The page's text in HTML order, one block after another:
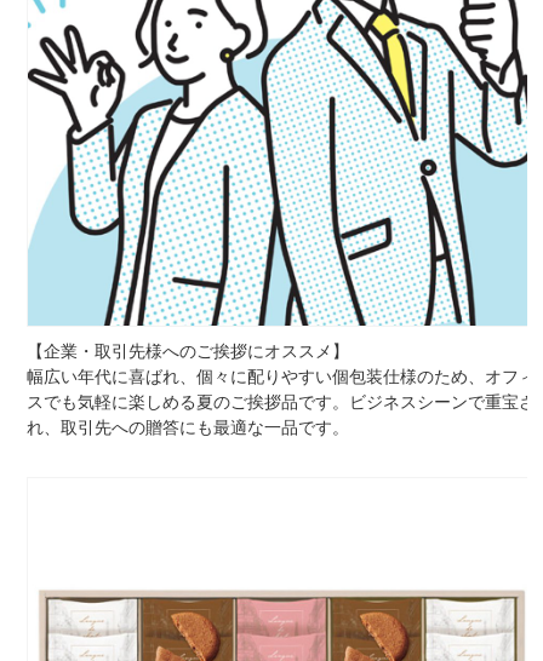
【企業・取引先様へのご挨拶にオススメ】
幅広い年代に喜ばれ、個々に配りやすい個包装仕様のため、オフィ
スでも気軽に楽しめる夏のご挨拶品です。ビジネスシーンで重宝さ
れ、取引先への贈答にも最適な一品です。